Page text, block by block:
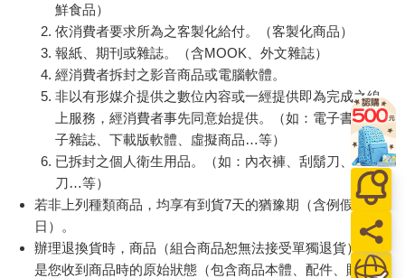
鮮食品）
依消費者要求所為之客製化給付。（客製化商品）
報紙、期刊或雜誌。（含MOOK、外文雜誌）
經消費者拆封之影音商品或電腦軟體。
非以有形媒介提供之數位內容或一經提供即為完成之線
上服務，經消費者事先同意始提供。（如：電子書、電
子雜誌、下載版軟體、虛擬商品…等）
已拆封之個人衛生用品。（如：內衣褲、刮鬍刀、除毛
刀…等）
若非上列種類商品，均享有到貨7天的猶豫期（含例假
日）。
辦理退換貨時，商品（組合商品恕無法接受單獨退貨）必須
是您收到商品時的原始狀態（包含商品本體、配件、贈品、